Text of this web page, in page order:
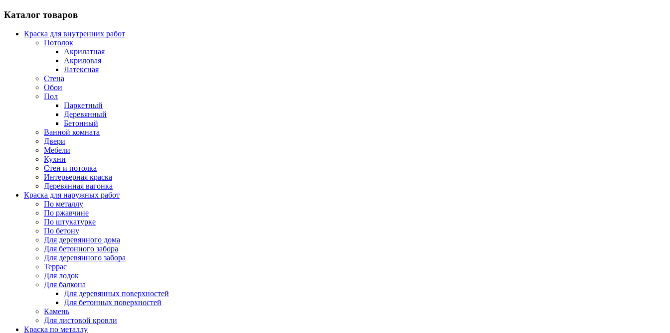
Каталог товаров
Краска для внутренних работ
Потолок
Акрилатная
Акриловая
Латексная
Стена
Обои
Пол
Паркетный
Деревянный
Бетонный
Ванной комната
Двери
Мебели
Кухни
Стен и потолка
Интерьерная краска
Деревянная вагонка
Краска для наружных работ
По металлу
По ржавчине
По штукатурке
По бетону
Для деревянного дома
Для бетонного забора
Для деревянного забора
Террас
Для лодок
Для балкона
Для деревянных поверхностей
Для бетонных поверхностей
Камень
Для листовой кровли
Краска по металлу